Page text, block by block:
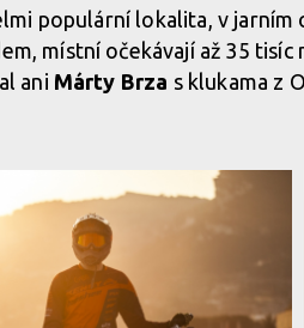
populární lokalita, v jarním
místní očekávají až 35
ani Márty Brza s klukama z